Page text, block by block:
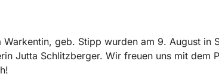
Warkentin, geb. Stipp wurden am 9. August in
Jutta Schlitzberger. Wir freuen uns mit dem